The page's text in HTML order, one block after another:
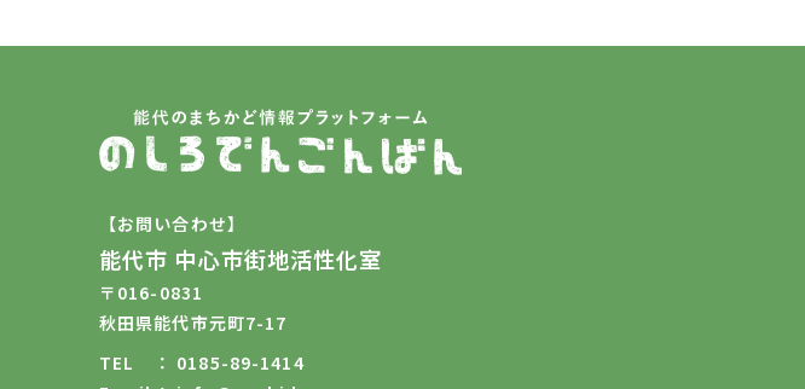
【お問い合わせ】
能代市 中心市街地活性化室
〒016-0831
秋田県能代市元町7-17
TEL
0185-89-1414